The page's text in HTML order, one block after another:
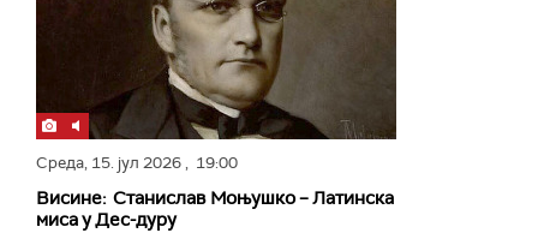
Среда, 15. јул 2026, 19:00
Висине: Станислав Моњушко – Латинска
миса у Дес-дуру